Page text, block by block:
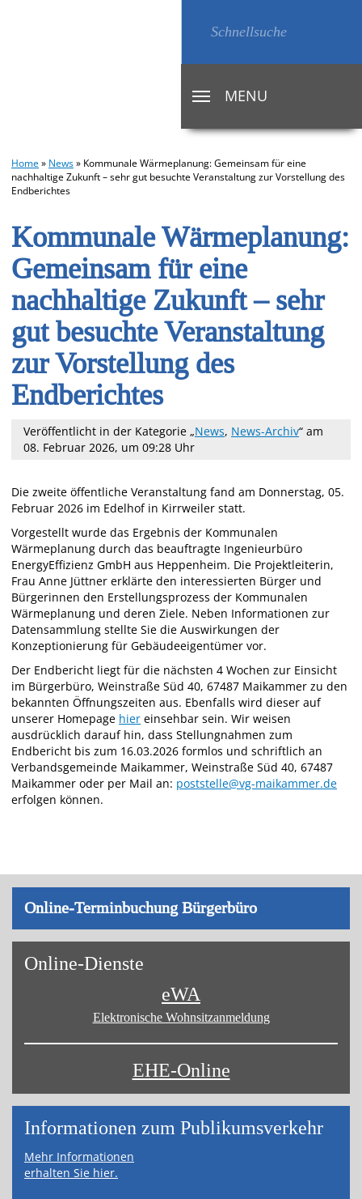
TOGGLE
NAVIGATION
MENU
On­line-Ter­min­bu­chung Bür­ger­bü­ro
On­line-Diens­te
eWA
Elektronische Wohnsitz­anmeldung
EHE-Online
Informa­tionen zum Publikums­­verkehr
Mehr Informationen
erhalten Sie hier.
Home» News» Kommunale Wärmeplanung: Gemeinsam für eine
nachhaltige Zukunft – sehr gut besuchte Veranstaltung zur Vorstellung des
Endberichtes
Kommunale Wärmeplanung:
Gemeinsam für eine
nachhaltige Zukunft – sehr
gut besuchte Veranstaltung
zur Vorstellung des
Endberichtes
Veröffentlicht in der Kategorie „News, News-Archiv“ am
08. Februar 2026, um 09:28 Uhr
Die zweite öffentliche Veranstaltung fand am Donnerstag, 05.
Februar 2026 im Edelhof in Kirrweiler statt.
Vorgestellt wurde das Ergebnis der Kommunalen
Wärmeplanung durch das beauftragte Ingenieurbüro
EnergyEffizienz GmbH aus Heppenheim. Die Projektleiterin,
Frau Anne Jüttner erklärte den interessierten Bürger und
Bürgerinnen den Erstellungsprozess der Kommunalen
Wärmeplanung und deren Ziele. Neben Informationen zur
Datensammlung stellte Sie die Auswirkungen der
Konzeptionierung für Gebäudeeigentümer vor.
Der Endbericht liegt für die nächsten 4 Wochen zur Einsicht
im Bürgerbüro, Weinstraße Süd 40, 67487 Maikammer zu den
bekannten Öffnungszeiten aus. Ebenfalls wird dieser auf
unserer Homepage hier einsehbar sein. Wir weisen
ausdrücklich darauf hin, dass Stellungnahmen zum
Endbericht bis zum 16.03.2026 formlos und schriftlich an
Verbandsgemeinde Maikammer, Weinstraße Süd 40, 67487
Maikammer oder per Mail an: poststelle@vg-maikammer.de
erfolgen können.